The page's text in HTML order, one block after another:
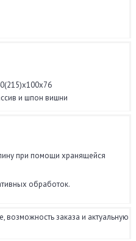
и шпон вишни
при помощи хранящейся
обработок.
возможность заказа и актуальную